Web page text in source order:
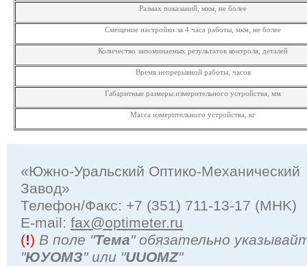
Размах показаний, мкм, не более
Смещение настройки за 4 часа работы, мкм, не более
Количество запоминаемых результатов контроля, деталей
Время непрерывной работы, часов
Габаритные размеры измерительного устройства, мм
Масса измерительного устройства, кг
«Южно-Уральский Оптико-Механический
Завод»
Телефон/Факс: +7 (351) 711-13-17 (MHK)
Е-mail: fax@optimeter.ru
(!) В поле "Тема" обязательно
"ЮУОМЗ" или "UUOMZ"